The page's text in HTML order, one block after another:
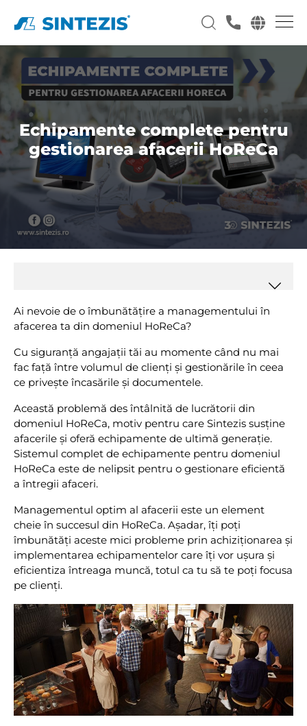
Echipamente complete pentru
gestionarea afacerii HoReCa
Ai nevoie de o îmbunătățire a managementului în
afacerea ta din domeniul HoReCa?
Cu siguranță angajații tăi au momente când nu mai
fac față între volumul de clienți și gestionările în ceea
ce privește încasările și documentele.
Această problemă des întâlnită de lucrătorii din
domeniul HoReCa, motiv pentru care Sintezis susține
afacerile și oferă echipamente de ultimă generație.
Sistemul complet de echipamente pentru domeniul
HoReCa este de nelipsit pentru o gestionare eficientă
a întregii afaceri.
Managementul optim al afacerii este un element
cheie în succesul din HoReCa. Așadar, îți poți
îmbunătăți aceste mici probleme prin achiziționarea și
implementarea echipamentelor care îți vor ușura și
eficientiza întreaga muncă, totul ca tu să te poți focusa
pe clienți.